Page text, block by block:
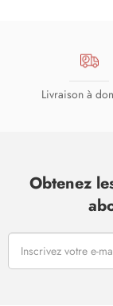
Livraison à
Obtenez